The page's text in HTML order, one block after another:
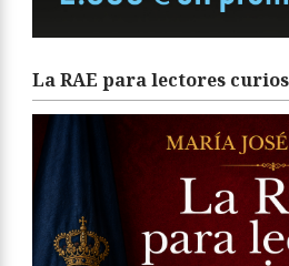
La RAE para lectores